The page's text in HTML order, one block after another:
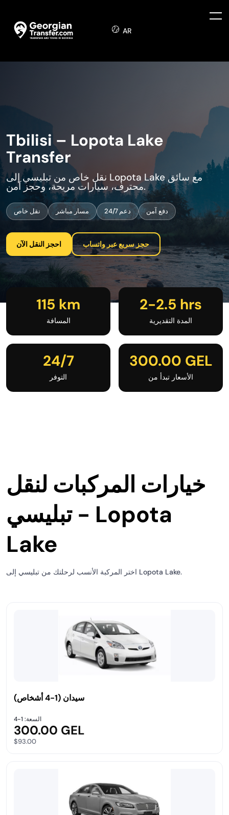
AR
Tbilisi – Lopota Lake
Transfer
نقل خاص من تبليسي إلى Lopota Lake مع سائق
محترف، سيارات مريحة، وحجز آمن.
نقل خاص مسار مباشر دعم 24/7 دفع آمن
احجز النقل الآن حجز سريع عبر واتساب
115 km
المسافة
2-2.5 hrs
المدة التقديرية
24/7
التوفر
300.00 GEL
الأسعار تبدأ من
خيارات المركبات لنقل
تبليسي - Lopota
Lake
اختر المركبة الأنسب لرحلتك من تبليسي إلى Lopota Lake.
سيدان (1-4 أشخاص)
السعة: 1-4
300.00 GEL
$93.00